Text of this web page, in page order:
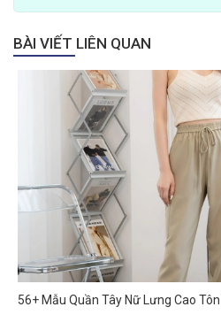
BÀI VIẾT LIÊN QUAN
56+ Mẫu Quần Tây Nữ Lưng Cao